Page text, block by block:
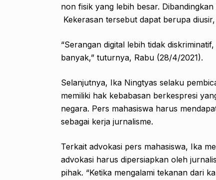
non fisik yang lebih besar.
Kekerasan tersebut dapat berupa
“Serangan digital lebih tidak
banyak,” tuturnya, Rabu (28/4/2021).
Selanjutnya, Ika Ningtyas selaku
memiliki hak kebabasan berkespresi
negara. Pers mahasiswa harus
sebagai kerja jurnalisme.
Terkait advokasi pers mahasiswa, Ika
advokasi harus dipersiapkan oleh
pihak. “Ketika mengalami tekanan dari